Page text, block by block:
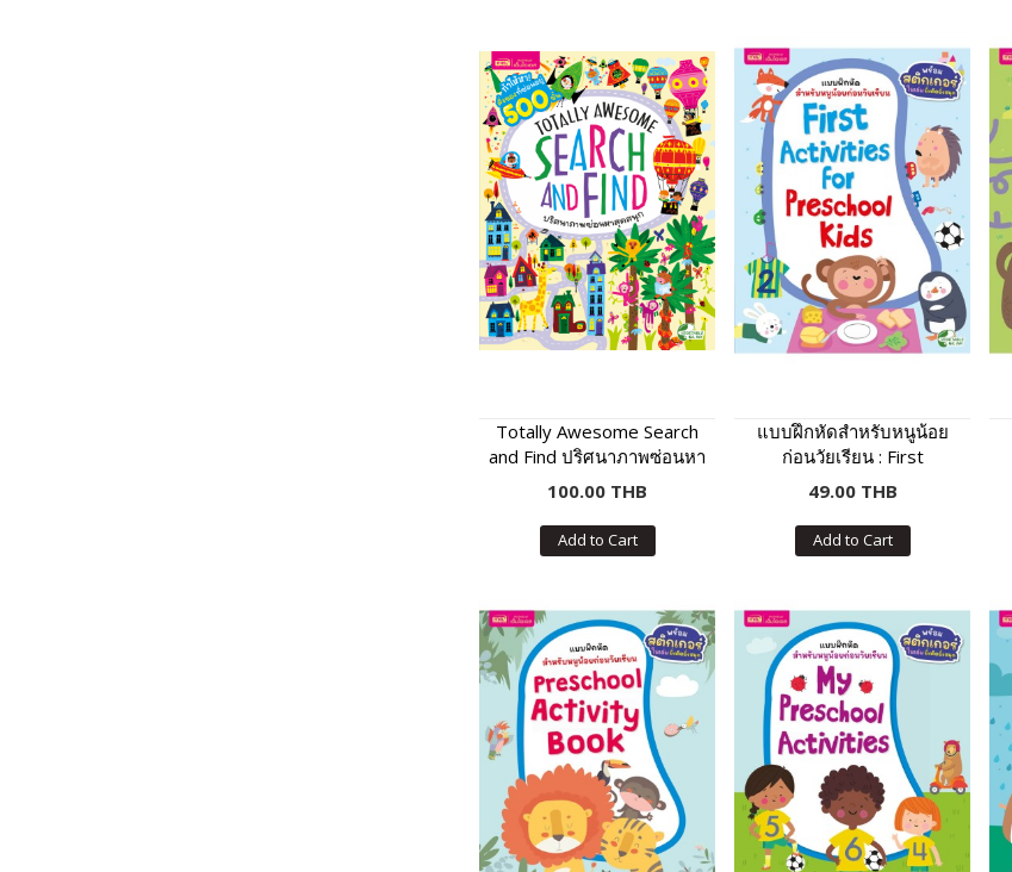
Totally Awesome Search
and Find ปริศนาภาพซ่อนหา
สุดสนุก
100.00 THB
Add to Cart
แบบฝึกหัดสำหรับหนูน้อย
ก่อนวัยเรียน : First
Activities For Preschool
49.00 THB
Add to Cart